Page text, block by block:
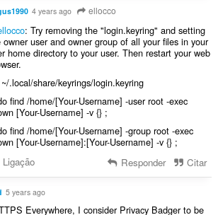
4 years ago ellocco
: Try removing the "login.keyring" and setting
owner user and owner group of all your files in your
home directory to your user. Then restart your web
.local/share/keyrings/login.keyring
find /home/[Your-Username] -user root -exec
[Your-Username] -v {} ;
find /home/[Your-Username] -group root -exec
[Your-Username]:[Your-Username] -v {} ;
Ligação
Responder Citar
5 years ago
Everywhere, I consider Privacy Badger to be